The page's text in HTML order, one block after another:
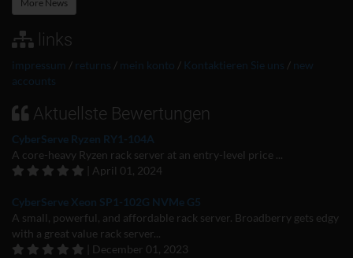
More News
links
impressum / returns / mein konto / Kontaktieren Sie uns / new
accounts
Aktuellste Bewertungen
CyberServe Ryzen RY1-104A
A core-heavy Ryzen rack server at an entry-level price ...
| April 01, 2024
CyberServe Xeon SP1-102G NVMe G5
A small, powerful, and affordable rack server. Broadberry gets edgy
with a great value rack server...
| December 01, 2023